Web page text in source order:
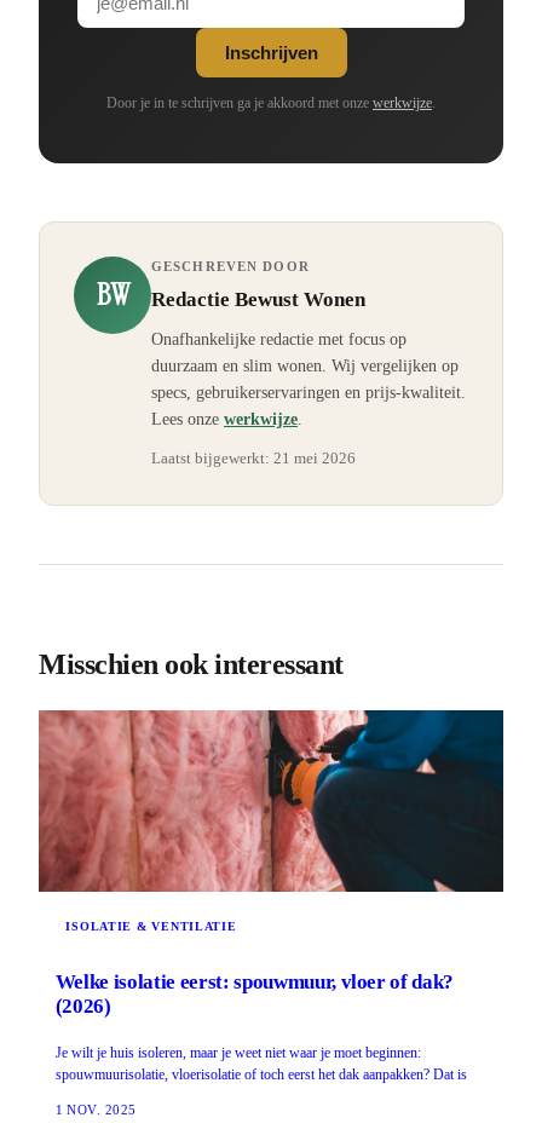
Inschrijven
Door je in te schrijven ga je akkoord met onze werkwijze.
BW
GESCHREVEN DOOR
Redactie Bewust Wonen
Onafhankelijke redactie met focus op
duurzaam en slim wonen. Wij vergelijken op
specs, gebruikerservaringen en prijs-kwaliteit.
Lees onze werkwijze.
Laatst bijgewerkt: 21 mei 2026
Misschien ook interessant
ISOLATIE & VENTILATIE
Welke isolatie eerst: spouwmuur, vloer of dak?
(2026)
Je wilt je huis isoleren, maar je weet niet waar je moet beginnen:
spouwmuurisolatie, vloerisolatie of toch eerst het dak aanpakken? Dat is
1 NOV. 2025